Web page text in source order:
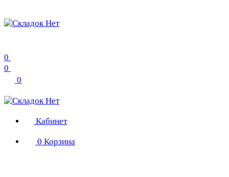
0
0
0
Кабинет
0 Корзина